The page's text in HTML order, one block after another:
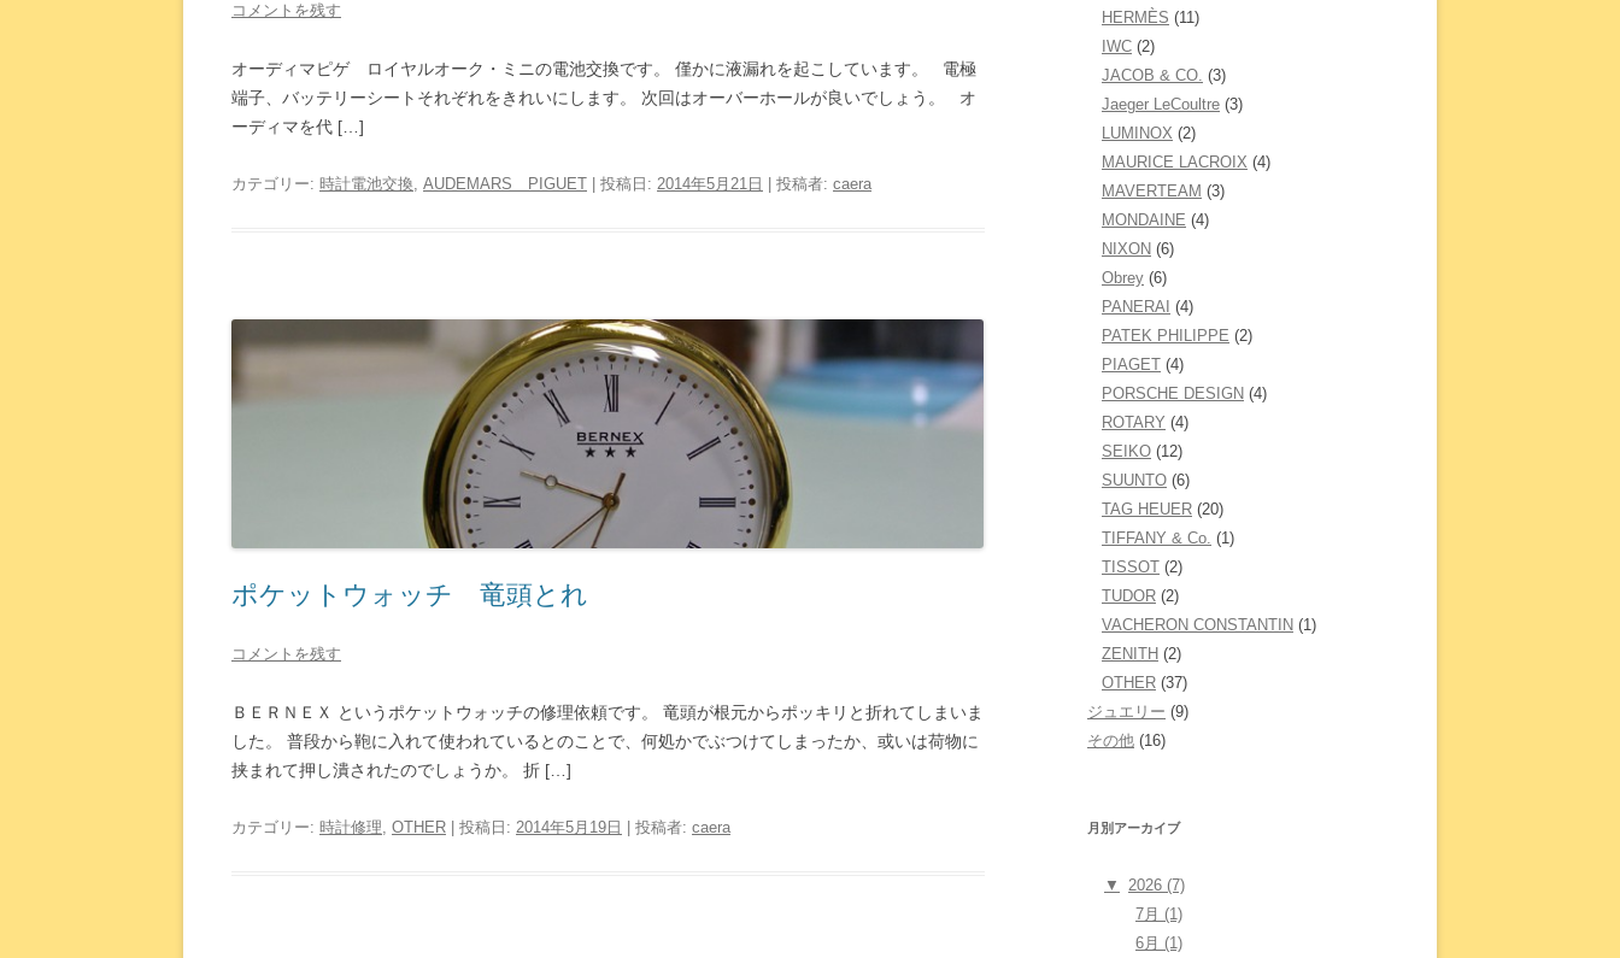
コメントを残す
オーディマピゲ ロイヤルオーク・ミニの電池交換です。 僅かに液漏れを起こしています。 電極
端子、バッテリーシートそれぞれをきれいにします。 次回はオーバーホールが良いでしょう。 オ
ーディマを代 […]
カテゴリー: 時計電池交換, AUDEMARS PIGUET | 投稿日: 2014年5月21日 投稿者: caera
ポケットウォッチ 竜頭とれ
コメントを残す
ＢＥＲＮＥＸ というポケットウォッチの修理依頼です。 竜頭が根元からポッキリと折れてしまいま
した。 普段から鞄に入れて使われているとのことで、何処かでぶつけてしまったか、或いは荷物に
挟まれて押し潰されたのでしょうか。 折 […]
カテゴリー: 時計修理, OTHER | 投稿日: 2014年5月19日 投稿者: caera
HERMÈS (11)
IWC (2)
JACOB & CO. (3)
Jaeger LeCoultre (3)
LUMINOX (2)
MAURICE LACROIX (4)
MAVERTEAM (3)
MONDAINE (4)
NIXON (6)
Obrey (6)
PANERAI (4)
PATEK PHILIPPE (2)
PIAGET (4)
PORSCHE DESIGN (4)
ROTARY (4)
SEIKO (12)
SUUNTO (6)
TAG HEUER (20)
TIFFANY & Co. (1)
TISSOT (2)
TUDOR (2)
VACHERON CONSTANTIN (1)
ZENITH (2)
OTHER (37)
ジュエリー (9)
その他 (16)
月別アーカイブ
▼
2026 (7)
7月 (1)
6月 (1)